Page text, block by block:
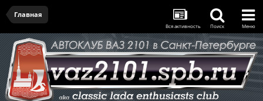
Главная
Вся активность Поиск Меню